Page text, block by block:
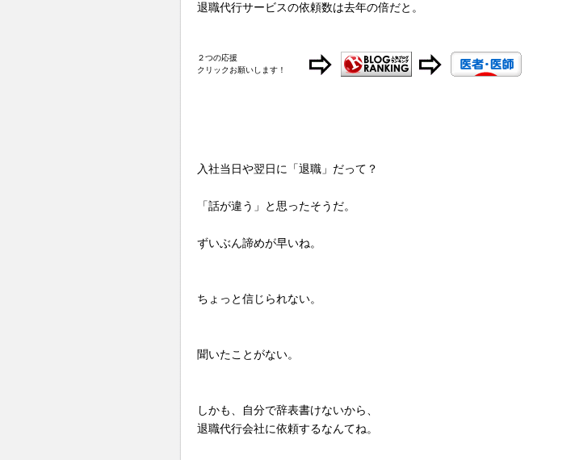
退職代行サービスの依頼数は去年の倍だと。
２つの応援
クリックお願いします！
入社当日や翌日に「退職」だって？
「話が違う」と思ったそうだ。
ずいぶん諦めが早いね。
ちょっと信じられない。
聞いたことがない。
しかも、自分で辞表書けないから、
退職代行会社に依頼するなんてね。